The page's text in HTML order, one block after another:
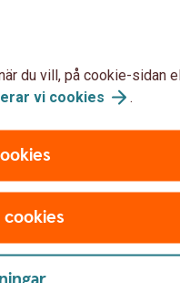
vet hur du
mer
och vad är
eller sätta
ett visst
du vill, på cookie-sidan
vi cookies .
cookies